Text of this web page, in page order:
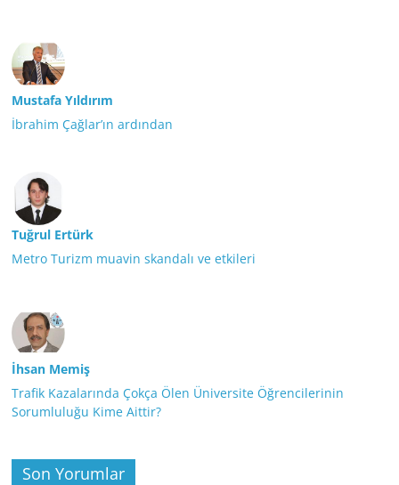
Mustafa Yıldırım
İbrahim Çağlar’ın ardından
Tuğrul Ertürk
Metro Turizm muavin skandalı ve etkileri
İhsan Memiş
Trafik Kazalarında Çokça Ölen Üniversite Öğrencilerinin
Sorumluluğu Kime Aittir?
Son Yorumlar